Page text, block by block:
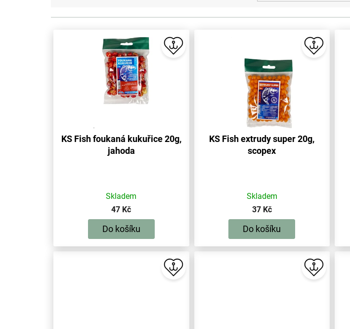
KS Fish foukaná kukuřice 20g,
jahoda
Skladem
47 Kč
Do košíku
KS Fish extrudy super 20g,
scopex
Skladem
37 Kč
Do košíku